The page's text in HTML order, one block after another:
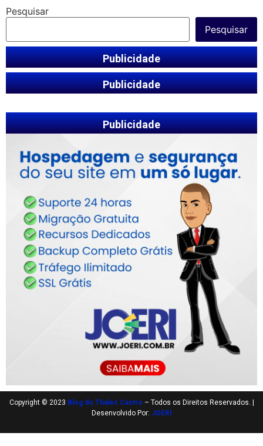
Pesquisar
Pesquisar
Publicidade
Publicidade
Publicidade
Copyright © 2023 Blog do Thales Castro – Todos os Direitos Reservados. |
Desenvolvido Por: JOERI